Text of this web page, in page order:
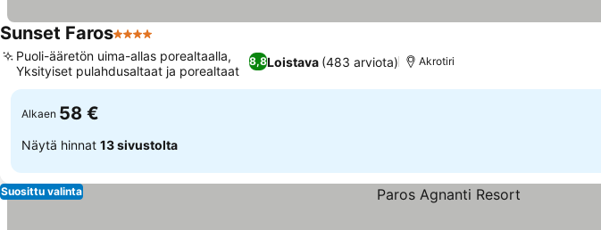
Sunset Faros4 Tähtiluokitus
8,8Loistava (483 arviota)
Puoli-ääretön uima-allas porealtaalla,
Yksityiset pulahdusaltaat ja porealtaat
Akrotiri
Alkaen 58 €
Näytä hinnat 13 sivustolta
Suosittu valinta